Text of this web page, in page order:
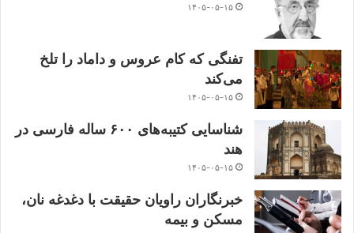
۱۴۰۵-۰۵-۱۵
تفنگی که کام عروس و داماد را تلخ
می‌کند
۱۴۰۵-۰۵-۱۵
شناسایی کتیبه‌های ۶۰۰ ساله فارسی در
هند
۱۴۰۵-۰۵-۱۵
خبرنگاران راویان حقیقت با دغدغه نان،
مسکن و بیمه